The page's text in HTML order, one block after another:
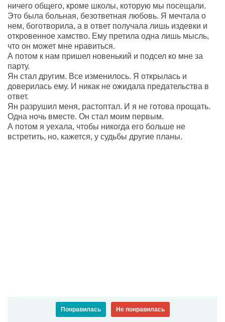
ничего общего, кроме школы, которую мы посещали.
Это была больная, безответная любовь. Я мечтала о
нем, боготворила, а в ответ получала лишь издевки и
откровенное хамство. Ему претила одна лишь мысль,
что он может мне нравиться.
А потом к нам пришел новенький и подсел ко мне за
парту.
Ян стал другим. Все изменилось. Я открылась и
доверилась ему. И никак не ожидала предательства в
ответ.
Ян разрушил меня, растоптал. И я не готова прощать.
Одна ночь вместе. Он стал моим первым.
А потом я уехала, чтобы никогда его больше не
встретить, но, кажется, у судьбы другие планы.
Понравилась Не понравилась